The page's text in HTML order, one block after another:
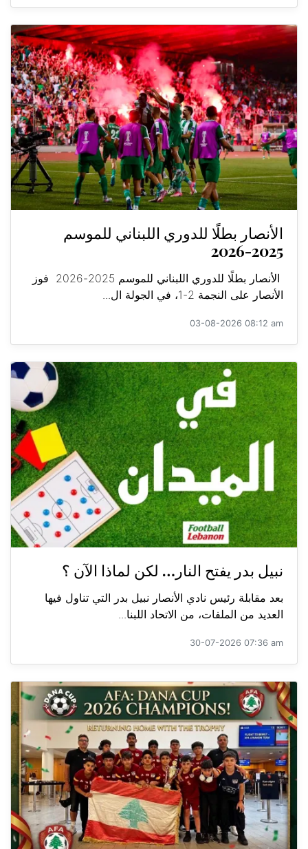
الأنصار بطلًا للدوري اللبناني للموسم
2025-2026
الأنصار بطلًا للدوري اللبناني للموسم 2025-2026 فوز
الأنصار على النجمة 2-1، في الجولة ال...
03-08-2026 08:12 am
نبيل بدر يفتح النار… لكن لماذا الآن ؟
بعد مقابلة رئيس نادي الأنصار نبيل بدر التي تناول فيها
العديد من الملفات، من الاتحاد اللبنا...
30-07-2026 07:36 am